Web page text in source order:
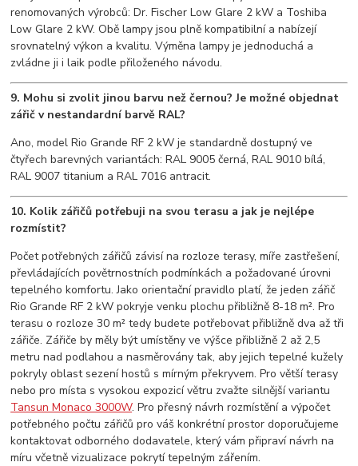
renomovaných výrobců: Dr. Fischer Low Glare 2 kW a Toshiba
Low Glare 2 kW. Obě lampy jsou plně kompatibilní a nabízejí
srovnatelný výkon a kvalitu. Výměna lampy je jednoduchá a
zvládne ji i laik podle přiloženého návodu.
9. Mohu si zvolit jinou barvu než černou? Je možné objednat
zářič v nestandardní barvě RAL?
Ano, model Rio Grande RF 2 kW je standardně dostupný ve
čtyřech barevných variantách: RAL 9005 černá, RAL 9010 bílá,
RAL 9007 titanium a RAL 7016 antracit.
10. Kolik zářičů potřebuji na svou terasu a jak je nejlépe
rozmístit?
Počet potřebných zářičů závisí na rozloze terasy, míře zastřešení,
převládajících povětrnostních podmínkách a požadované úrovni
tepelného komfortu. Jako orientační pravidlo platí, že jeden zářič
Rio Grande RF 2 kW pokryje venku plochu přibližně 8-18 m². Pro
terasu o rozloze 30 m² tedy budete potřebovat přibližně dva až tři
zářiče. Zářiče by měly být umístěny ve výšce přibližně 2 až 2,5
metru nad podlahou a nasměrovány tak, aby jejich tepelné kužely
pokryly oblast sezení hostů s mírným překryvem. Pro větší terasy
nebo pro místa s vysokou expozicí větru zvažte silnější variantu
Tansun Monaco 3000W. Pro přesný návrh rozmístění a výpočet
potřebného počtu zářičů pro váš konkrétní prostor doporučujeme
kontaktovat odborného dodavatele, který vám připraví návrh na
míru včetně vizualizace pokrytí tepelným zářením.